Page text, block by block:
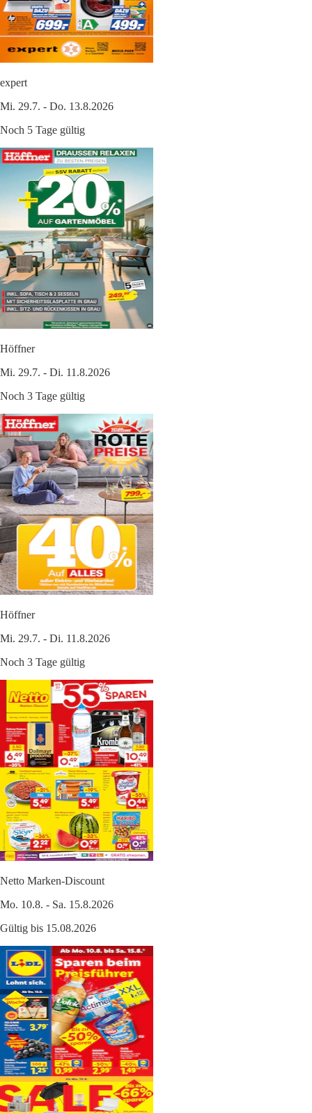
expert
Mi. 29.7. - Do. 13.8.2026
Noch 5 Tage gültig
Höffner
Mi. 29.7. - Di. 11.8.2026
Noch 3 Tage gültig
Höffner
Mi. 29.7. - Di. 11.8.2026
Noch 3 Tage gültig
Netto Marken-Discount
Mo. 10.8. - Sa. 15.8.2026
Gültig bis 15.08.2026